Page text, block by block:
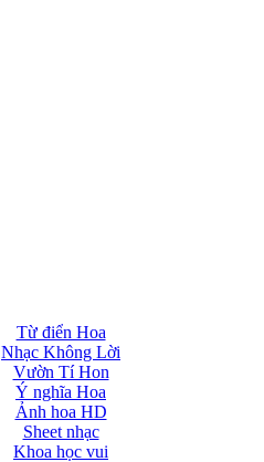
Từ điển Hoa
Nhạc Không Lời
Vườn Tí Hon
Ý nghĩa Hoa
Ảnh hoa HD
Sheet nhạc
Khoa học vui